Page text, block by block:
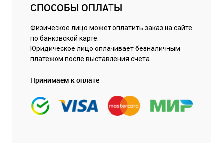
СПОСОБЫ ОПЛАТЫ
Физическое лицо может оплатить заказ на сайте
по банковской карте.
Юридическое лицо оплачивает безналичным
платежом после выставления счета
Принимаем к оплате